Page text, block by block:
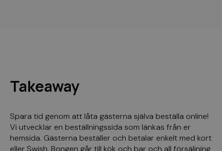
Takeaway
Spara tid genom att låta gästerna själva beställa online!
Vi utvecklar en beställningssida som länkas från er
hemsida. Gästerna beställer och betalar enkelt med kort
eller Swish. Bongen går till kök och bar och all försäljning